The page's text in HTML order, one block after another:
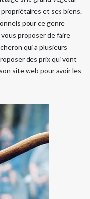
et ses biens.
pour ce genre
proposer de faire
qui a plusieurs
des prix qui vont
site web pour avoir les